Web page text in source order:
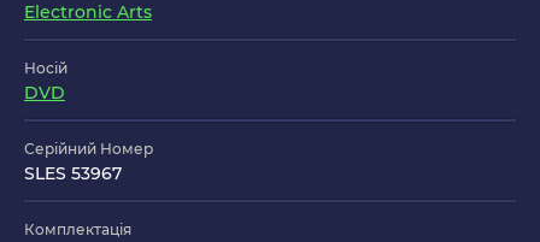
Electronic Arts
Носій
DVD
Серійний Номер
SLES 53967
Комплектація